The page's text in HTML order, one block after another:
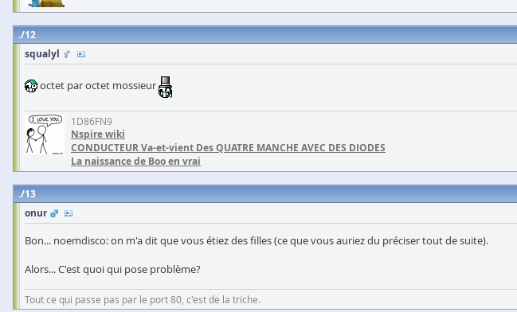
12
squalyl
octet par octet mossieur
1D86FN9
Nspire wiki
CONDUCTEUR Va-et-vient Des QUATRE MANCHE AVEC DES DIODES
La naissance de Boo en vrai
13
onur
Bon... noemdisco: on m'a dit que vous étiez des filles (ce que vous auriez du préciser tout de suite).
Alors... C'est quoi qui pose problème?
Tout ce qui passe pas par le port 80, c'est de la triche.